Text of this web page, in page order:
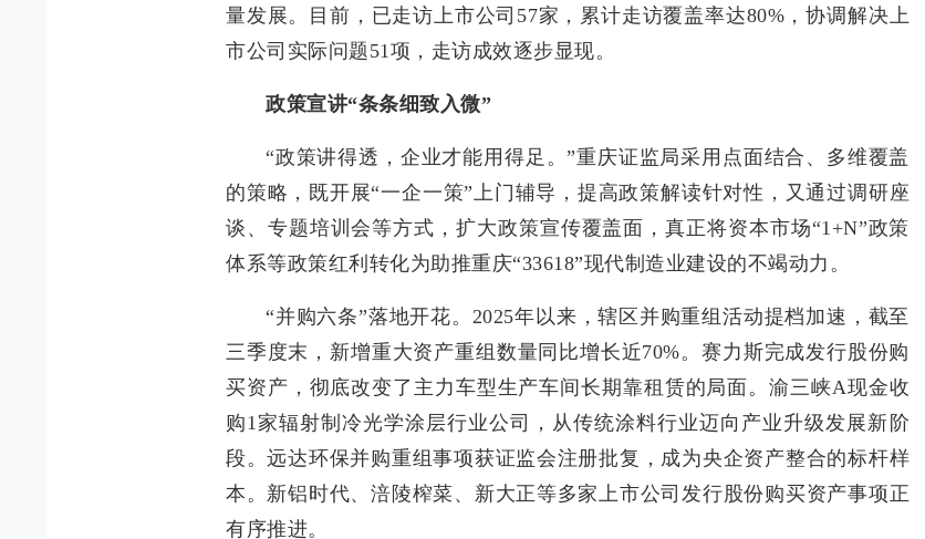
量发展。目前，已走访上市公司57家，累计走访覆盖率达80%，协调解决上
市公司实际问题51项，走访成效逐步显现。
政策宣讲“条条细致入微”
“政策讲得透，企业才能用得足。”重庆证监局采用点面结合、多维覆盖
的策略，既开展“一企一策”上门辅导，提高政策解读针对性，又通过调研座
谈、专题培训会等方式，扩大政策宣传覆盖面，真正将资本市场“1+N”政策
体系等政策红利转化为助推重庆“33618”现代制造业建设的不竭动力。
“并购六条”落地开花。2025年以来，辖区并购重组活动提档加速，截至
三季度末，新增重大资产重组数量同比增长近70%。赛力斯完成发行股份购
买资产，彻底改变了主力车型生产车间长期靠租赁的局面。渝三峡A现金收
购1家辐射制冷光学涂层行业公司，从传统涂料行业迈向产业升级发展新阶
段。远达环保并购重组事项获证监会注册批复，成为央企资产整合的标杆样
本。新铝时代、涪陵榨菜、新大正等多家上市公司发行股份购买资产事项正
有序推进。